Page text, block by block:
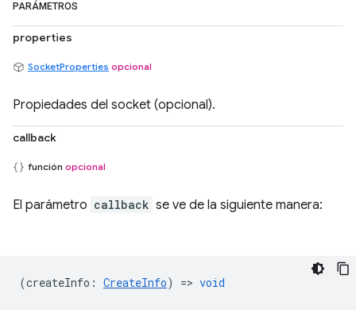
PARÁMETROS
properties
SocketProperties opcional
Propiedades del socket (opcional).
callback
función opcional
El parámetro callback se ve de la siguiente manera:
(createInfo : CreateInfo) => void